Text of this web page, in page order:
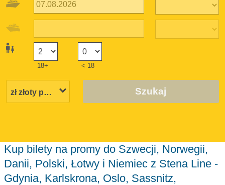
18+ < 18
Szukaj
Kup bilety na promy do Szwecji, Norwegii,
Danii, Polski, Łotwy i Niemiec z Stena Line -
Gdynia, Karlskrona, Oslo, Sassnitz,